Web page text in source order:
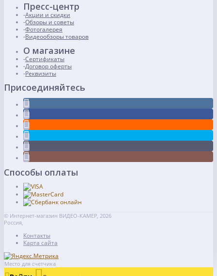
Пресс-центр
Акции и скидки
Обзоры и советы
Фотогалерея
Видеообзоры товаров
О магазине
Сертификаты
Договор оферты
Реквизиты
Присоединяйтесь
Способы оплаты
© Интернет-магазин ВИДЕО-КАМЕР, 2026
Россия,
Контакты
Карта сайта
Место для счетчика